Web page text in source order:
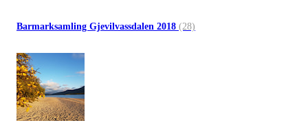
Barmarksamling Gjevilvassdalen 2018 (28)